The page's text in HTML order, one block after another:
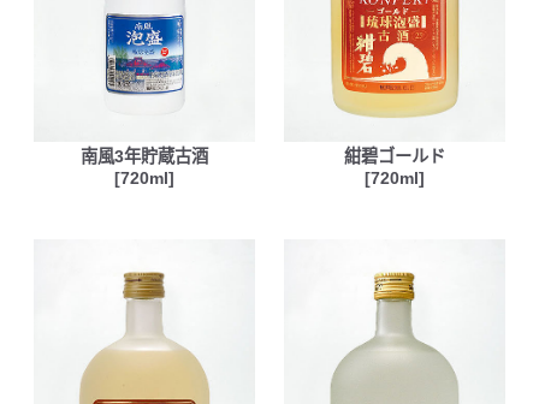
南風3年貯蔵古酒
[720ml]
紺碧ゴールド
[720ml]